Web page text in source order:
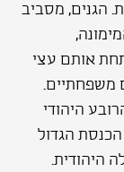
הגנים, מסביב
אותם עצי
משפחתיים.
היהודי
הגדול
היהודית.